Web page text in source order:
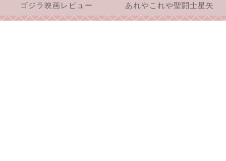
ゴジラ映画レビュー あれやこれや聖闘士星矢